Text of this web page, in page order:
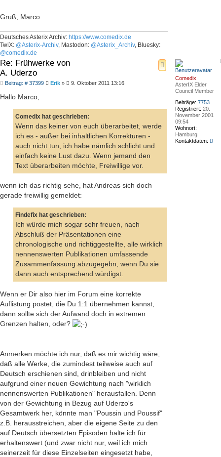
Gruß, Marco
Deutsches Asterix Archiv: https://www.comedix.de
TwiX: @Asterix-Archiv, Mastodon: @Asterix_Archiv, Bluesky:
@comedix.de
Re: Frühwerke von
A. Uderzo
Beitrag: # 37399Beitrag
Erik » 9. Oktober 2011 13:16
Hallo Marco,
Comedix hat geschrieben:
Wenn das keiner von euch überarbeitet, werde
ich es - außer bei inhaltlichen Korrekturen -
auch nicht tun, ich habe nämlich schlicht und
einfach keine Lust dazu. Wenn jemand den
Text überarbeiten möchte, Freiwillige vor.
wenn ich das richtig sehe, hat Andreas sich doch
gerade freiwillig gemeldet:
Findefix hat geschrieben:
Ich würde mich sogar sehr freuen, nach
Abschluß der Präsentationen eine
chronologische und richtiggestellte, alle wirklich
nennenswerten Publikationen umfassende
Zusammenfassung abzugegebn, wenn Du sie
dann auch entsprechend würdigst.
Wenn er Dir also hier im Forum eine korrekte
Auflistung postet, die Du 1:1 übernehmen kannst,
dann sollte sich der Aufwand doch in extremen
Grenzen halten, oder?
Anmerken möchte ich nur, daß es mir wichtig wäre,
daß alle Werke, die zumindest teilweise auch auf
Deutsch erschienen sind, drinbleiben und nicht
aufgrund einer neuen Gewichtung nach "wirklich
nennenswerten Publikationen" herausfallen. Denn
von der Gewichtung in Bezug auf Uderzo's
Gesamtwerk her, könnte man "Poussin und Poussif"
z.B. herausstreichen, aber die eigene Seite zu den
auf Deutsch übersetzten Episoden halte ich für
erhaltenswert (und zwar nicht nur, weil ich mich
seinerzeit für diese Einzelseiten eingesetzt habe,
Comedix
AsterIX Elder
Council Member
Beiträge: 7753
Registriert: 20.
November 2001
09:54
Wohnort:
Hamburg
Kontaktdaten: